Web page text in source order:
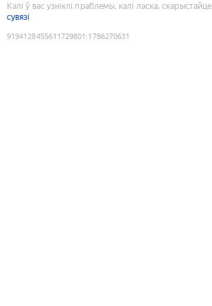
Калі ў вас узніклі праблемы, калі ласка, скарыстайце
сувязі
9194128455611729801 :1786270631